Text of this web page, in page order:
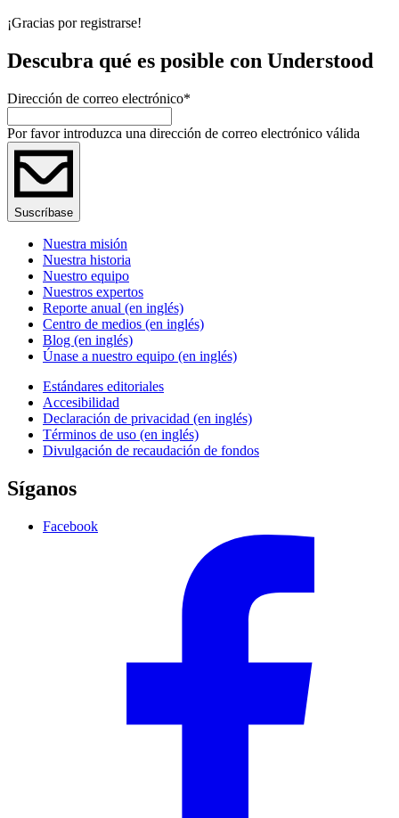
¡Gracias por registrarse!
Descubra qué es posible con Understood
Dirección de correo electrónico*
Por favor introduzca una dirección de correo electrónico válida
Suscríbase
Nuestra misión
Nuestra historia
Nuestro equipo
Nuestros expertos
Reporte anual (en inglés)
Centro de medios (en inglés)
Blog (en inglés)
Únase a nuestro equipo (en inglés)
Estándares editoriales
Accesibilidad
Declaración de privacidad (en inglés)
Términos de uso (en inglés)
Divulgación de recaudación de fondos
Síganos
Facebook